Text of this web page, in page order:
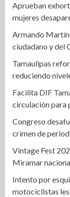
Aprueban
mujeres
Armando
ciudadano y del
Tamaulipas
reduciendo
Facilita DIF
circulación para
Congreso
crimen de
Vintage Fest
Miramar
Intento por
motociclistas